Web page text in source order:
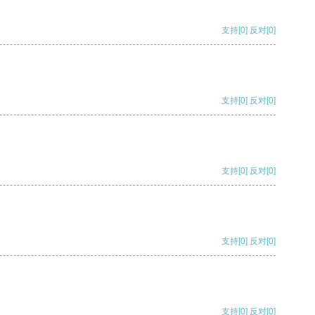
支持[0] 反对[0]
支持[0] 反对[0]
支持[0] 反对[0]
支持[0] 反对[0]
支持[0] 反对[0]